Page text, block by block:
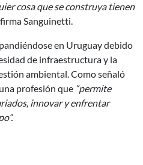
cosa que se construya tienen
Sanguinetti.
en Uruguay debido
de infraestructura y la
ambiental. Como señaló
profesión que “permite
innovar y enfrentar